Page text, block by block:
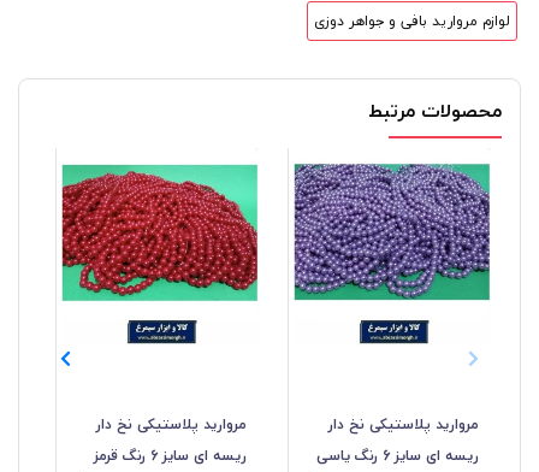
لوازم مروارید بافی و جواهر دوزی
محصولات مرتبط
مروارید پلاستیکی نخ دار
ریسه ای سایز 6 رنگ یاسی
مروارید پلاستیکی نخ دار
ریسه ای سایز 6 رنگ قرمز